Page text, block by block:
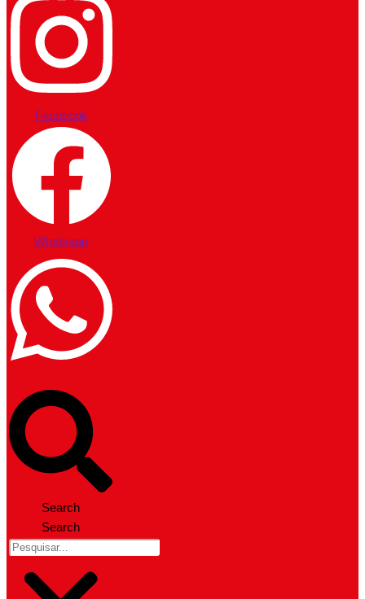
Facebook
Whatsapp
Search
Search